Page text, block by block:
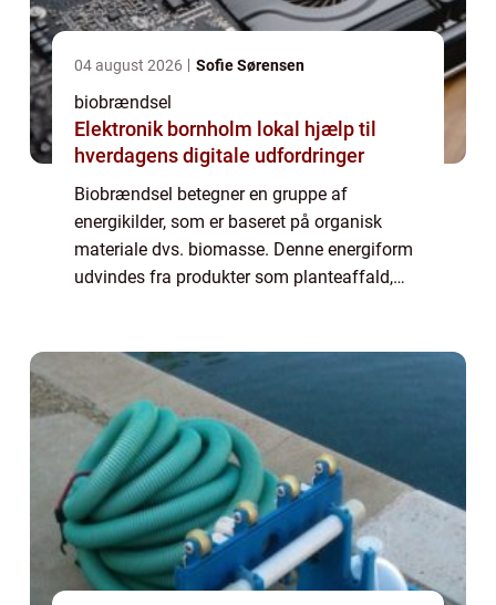
04 august 2026 Sofie Sørensen
biobrændsel
Elektronik bornholm lokal hjælp til
hverdagens digitale udfordringer
Biobrændsel betegner en gruppe af
energikilder, som er baseret på organisk
materiale dvs. biomasse. Denne energiform
udvindes fra produkter som planteaffald,